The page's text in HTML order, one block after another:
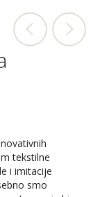
tekstilne
i imitacije
smo